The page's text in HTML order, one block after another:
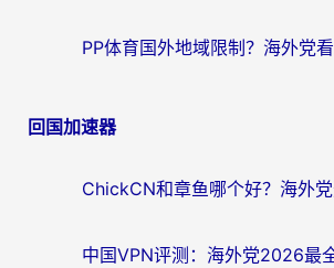
回国加速器